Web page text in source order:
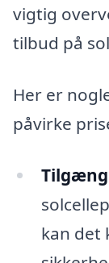
vigtig
tilbud på
Her er
påvirke
kan det